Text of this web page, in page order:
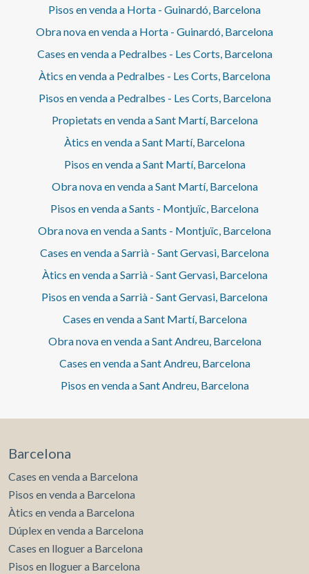
Pisos en venda a Horta - Guinardó, Barcelona
Obra nova en venda a Horta - Guinardó, Barcelona
Cases en venda a Pedralbes - Les Corts, Barcelona
Àtics en venda a Pedralbes - Les Corts, Barcelona
Pisos en venda a Pedralbes - Les Corts, Barcelona
Propietats en venda a Sant Martí, Barcelona
Àtics en venda a Sant Martí, Barcelona
Pisos en venda a Sant Martí, Barcelona
Obra nova en venda a Sant Martí, Barcelona
Pisos en venda a Sants - Montjuïc, Barcelona
Obra nova en venda a Sants - Montjuïc, Barcelona
Cases en venda a Sarrià - Sant Gervasi, Barcelona
Àtics en venda a Sarrià - Sant Gervasi, Barcelona
Pisos en venda a Sarrià - Sant Gervasi, Barcelona
Cases en venda a Sant Martí, Barcelona
Obra nova en venda a Sant Andreu, Barcelona
Cases en venda a Sant Andreu, Barcelona
Pisos en venda a Sant Andreu, Barcelona
Barcelona
Cases en venda a Barcelona
Pisos en venda a Barcelona
Àtics en venda a Barcelona
Dúplex en venda a Barcelona
Cases en lloguer a Barcelona
Pisos en lloguer a Barcelona